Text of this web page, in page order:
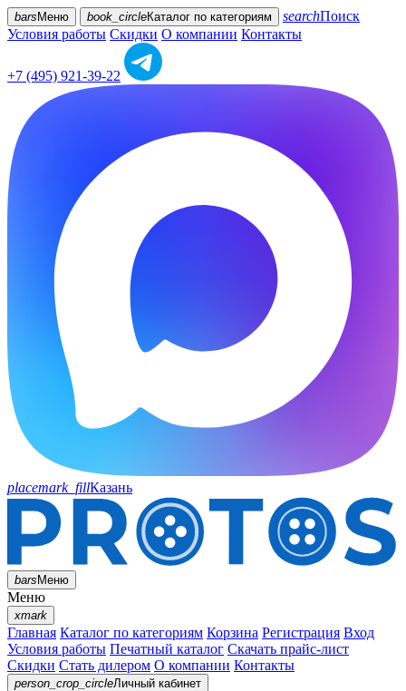
bars Меню book_circleКаталог по категориям searchПоиск
Условия работы Скидки О компании Контакты
+7 (495) 921-39-22
placemark_fillКазань
barsМеню
Меню
xmark
Главная Каталог по категориям Корзина Регистрация Вход
Условия работы Печатный каталог Скачать прайс-лист
Скидки Стать дилером О компании Контакты
person_crop_circleЛичный кабинет